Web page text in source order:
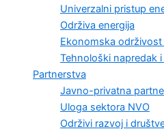
Univerzalni pristup
Održiva energija
Ekonomska održivost
Tehnološki napredak
Partnerstva
Javno-privatna
Uloga sektora NVO
Održivi razvoj i